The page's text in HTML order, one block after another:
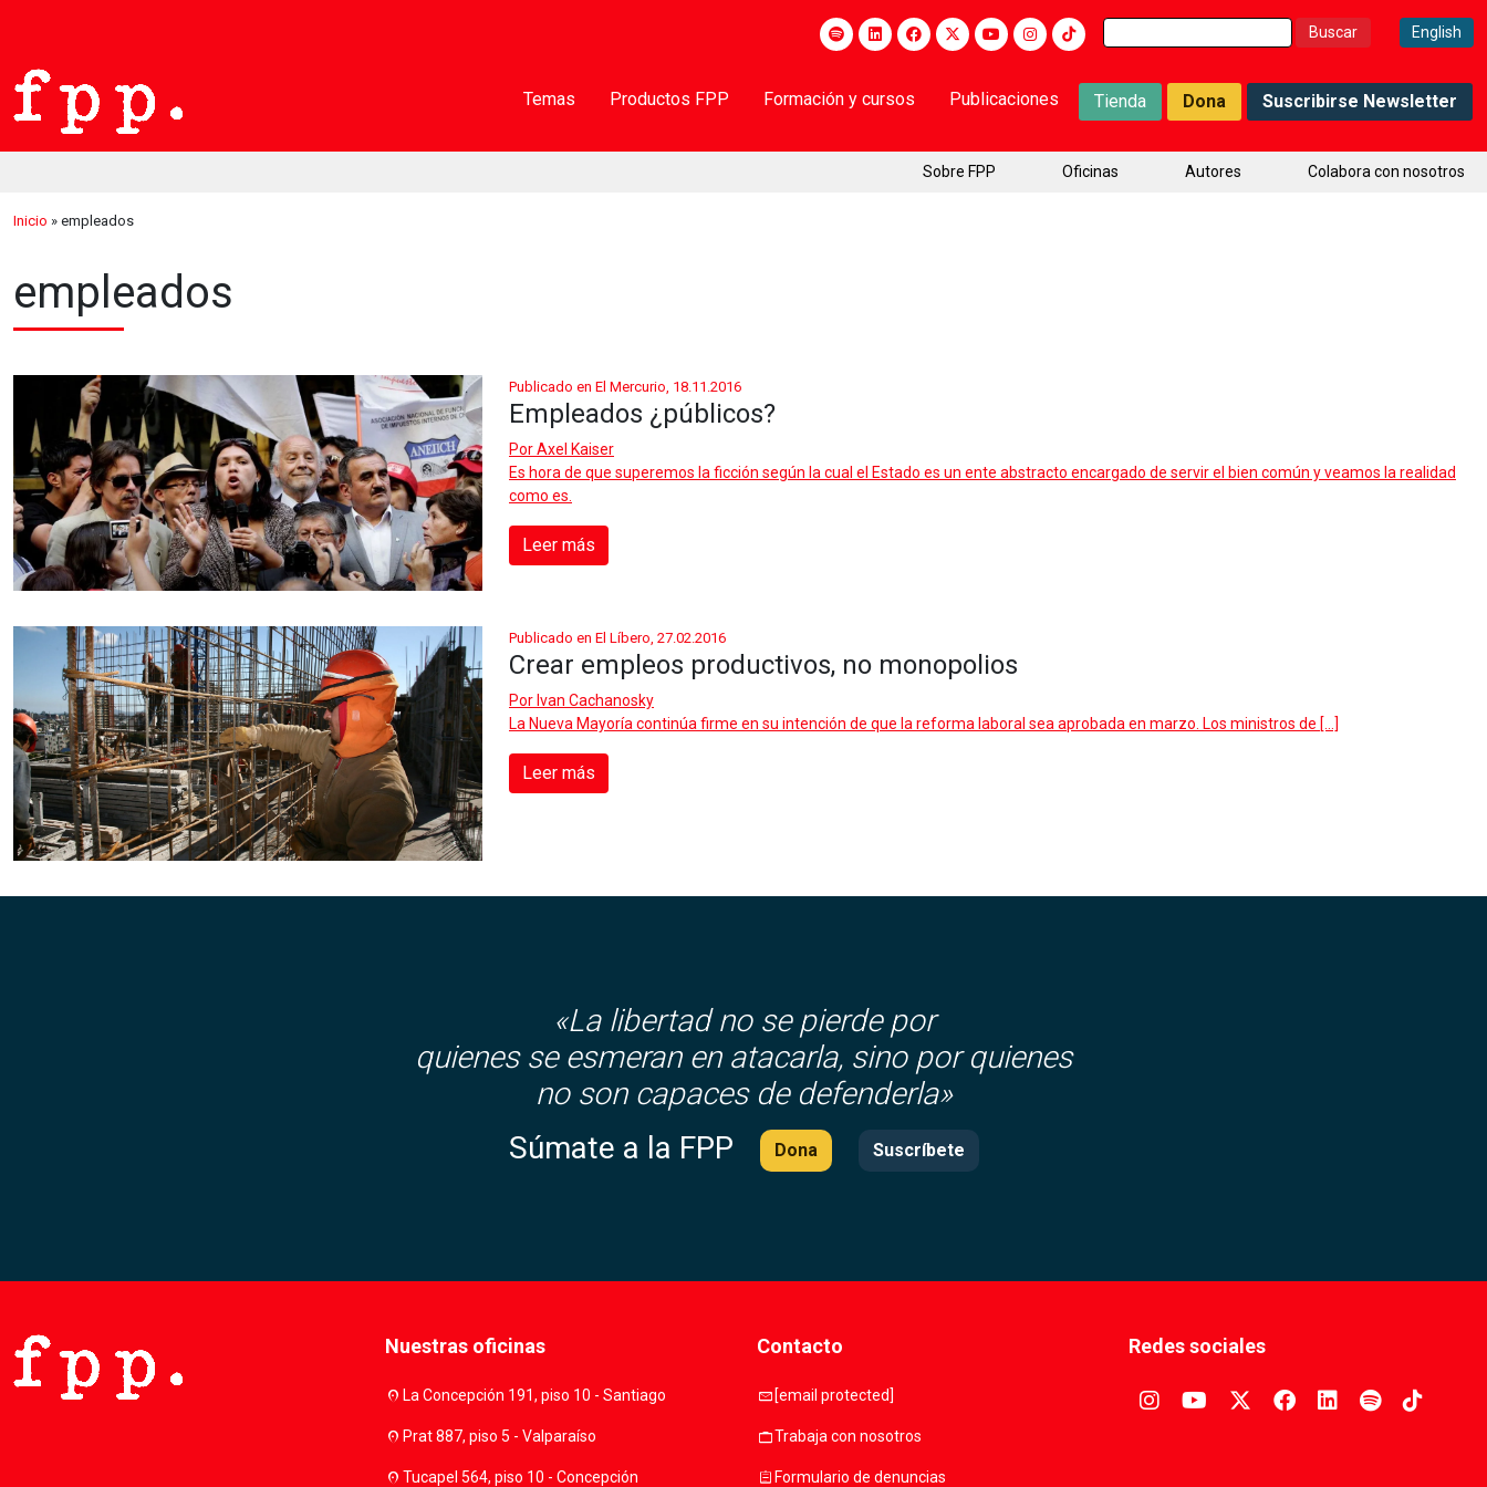
Buscar: English
Temas Productos FPP Formación y cursos Publicaciones Tienda Dona Suscribirse Newsletter
Sobre FPP Oficinas Autores Colabora con nosotros
Inicio » empleados
empleados
Publicado en El Mercurio, 18.11.2016
Empleados ¿públicos?
PorAxel Kaiser
Es hora de que superemos la ficción según la cual el Estado es un ente abstracto encargado de servir el bien común y veamos la realidad
como es.
Leer más
Publicado en El Líbero, 27.02.2016
Crear empleos productivos, no monopolios
Por Ivan Cachanosky
La Nueva Mayoría continúa firme en su intención de que la reforma laboral sea aprobada en marzo. Los ministros de […]
Leer más
«La libertad no se pierde por
quienes se esmeran en atacarla, sino por quienes
no son capaces de defenderla»
Súmate a la FPP
Dona Suscríbete
Nuestras oficinas
location_on La Concepción 191, piso 10 - Santiago
location_on Prat 887, piso 5 - Valparaíso
location_on Tucapel 564, piso 10 - Concepción
Contacto
mail [email protected]
workTrabaja con nosotros
assignment Formulario de denuncias
Redes sociales